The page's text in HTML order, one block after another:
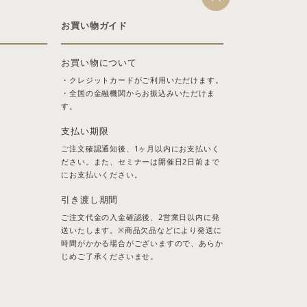
お買い物ガイド
お買い物について
・クレジットカードがご利用いただけます。
・全国の金融機関からお振込みいただけま
す。
支払い期限
ご注文確認通知後、1ヶ月以内にお支払いく
ださい。また、セミナーは開催日2日前まで
にお支払いください。
引き渡し期間
ご注文代金の入金確認後、2営業日以内に発
送いたします。※商品欠品などにより発送に
時間がかかる場合がございますので、あらか
じめご了承くださいませ。